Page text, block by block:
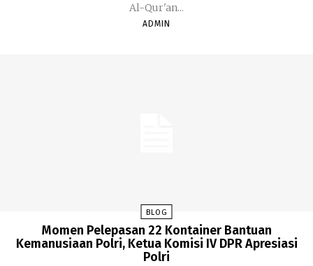
Al-Qur'an...
ADMIN
BLOG
Momen Pelepasan 22 Kontainer Bantuan
Kemanusiaan Polri, Ketua Komisi IV DPR Apresiasi
Polri